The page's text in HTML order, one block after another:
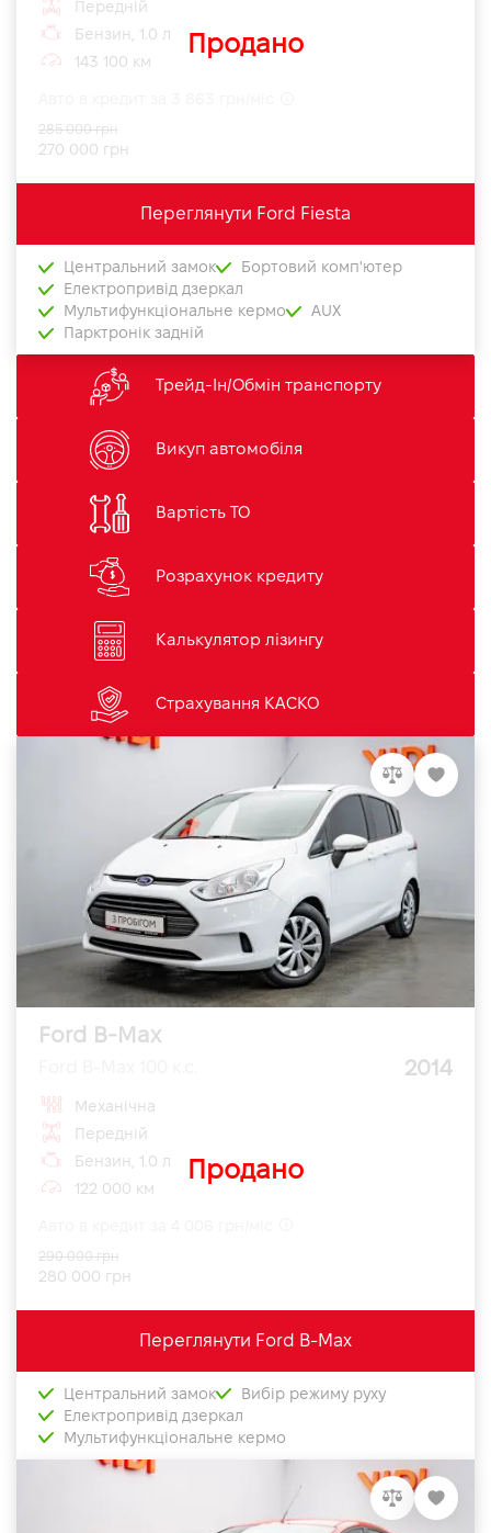
Продано
Передній
Бензин, 1.0 л
143 100 км
270 000 грн
285 000 грн
Переглянути Ford Fiesta
Центральний замок
Бортовий комп'ютер
Електропривід дзеркал
Мультифункціональне кермо
AUX
Парктронік задній
Трейд-Ін/Обмін транспорту
Викуп автомобіля
Вартість ТО
Розрахунок кредиту
Калькулятор лізингу
Страхування КАСКО
Ford B-Max
2014
Продано
Механічна
Передній
Бензин, 1.0 л
122 000 км
280 000 грн
290 000 грн
Переглянути Ford B-Max
Центральний замок
Вибір режиму руху
Електропривід дзеркал
Мультифункціональне кермо